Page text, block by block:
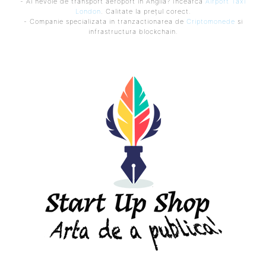
London. Calitate la prețul corect.
- Companie specializata in tranzactionarea de Criptomonede si
infrastructura blockchain.